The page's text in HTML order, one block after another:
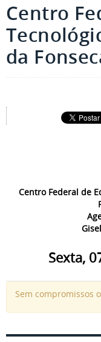
Centro
da
Centro Federal de
Sexta,
Sem compromissos